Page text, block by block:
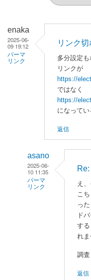
enaka
2025-06-
09 19:12
パーマ
リンク
リンク切
多分設定
リンクが
https://
ではなく
https://
になってい
返信
asano
2025-06-
10 11:35
パーマ
リンク
え
こ
っ
ド
す
れま
調査
返信